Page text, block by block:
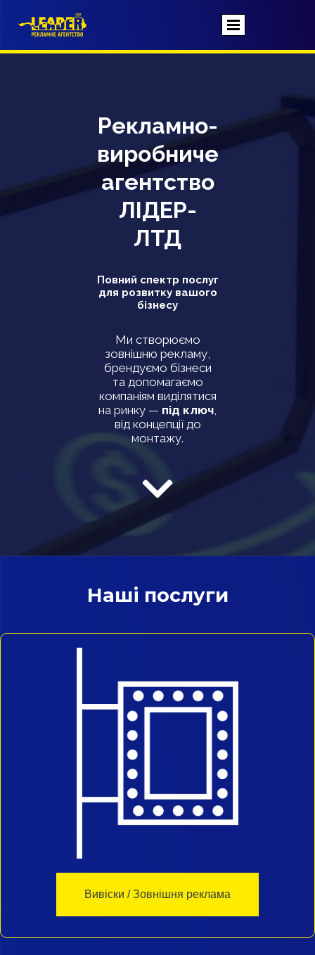
Рекламно-
виробниче
агентство
ЛІДЕР-
ЛТД
Повний спектр послуг
для розвитку вашого
бізнесу
Ми створюємо
зовнішню рекламу,
брендуємо бізнеси
та допомагаємо
компаніям виділятися
на ринку — під ключ,
від концепції до
монтажу.
Наші послуги
Вивіски / Зовнішня реклама